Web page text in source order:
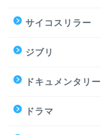
サイコスリラー
ジブリ
ドキュメンタリー
ドラマ